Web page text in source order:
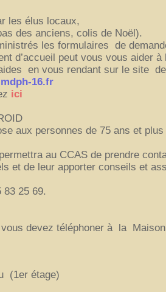
Mon
les élus locaux,
des anciens, colis de Noël).
les formulaires de
d’accueil peut vous vous aider
en vous rendant sur le site
16.fr
ici
aux personnes de 75 ans et
au CCAS de prendre
et de leur apporter conseils et
25 69.
devez téléphoner à la
(1er étage)